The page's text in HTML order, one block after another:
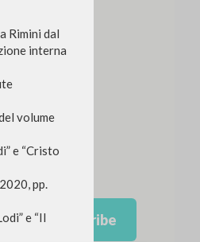
Rimini dal
interna
volume
e “Cristo
pp.
e “Il
releases,
Subscribe